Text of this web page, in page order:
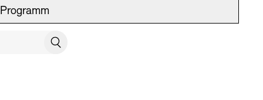
Programm